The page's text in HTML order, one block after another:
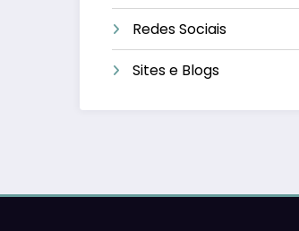
Redes Sociais
Sites e Blogs